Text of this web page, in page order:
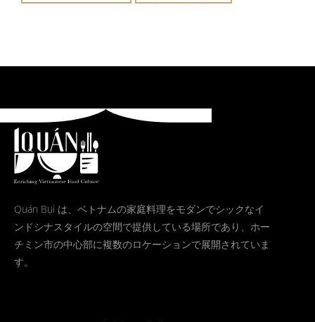
Quán Bụi は、ベトナムの家庭料理をモダンでシックなイ
ンドシナスタイルの空間で提供している場所であり、ホー
チミン市の中心部に複数のロケーションで展開されていま
す。